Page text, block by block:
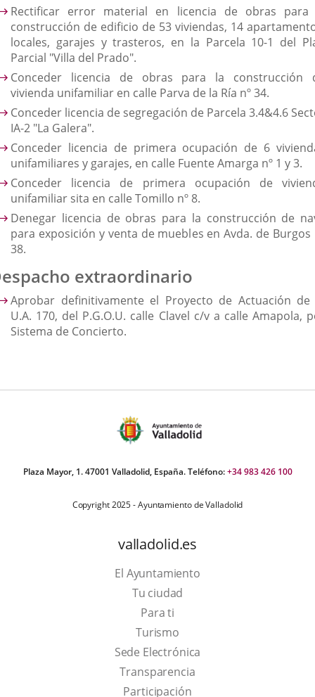
Rectificar error material en licencia de obras para
construcción de edificio de 53 viviendas, 14
locales, garajes y trasteros, en la Parcela 10-1 del
Parcial "Villa del Prado".
Conceder licencia de obras para la construcción
vivienda unifamiliar en calle Parva de la Ría nº 34.
Conceder licencia de segregación de Parcela 3.4&4.6
IA-2 "La Galera".
Conceder licencia de primera ocupación de 6
unifamiliares y garajes, en calle Fuente Amarga nº 1 y 3.
Conceder licencia de primera ocupación de
unifamiliar sita en calle Tomillo nº 8.
Denegar licencia de obras para la construcción de
para exposición y venta de muebles en Avda. de Burgos
38.
extraordinario
Aprobar definitivamente el Proyecto de Actuación de
U.A. 170, del P.G.O.U. calle Clavel c/v a calle Amapola,
Sistema de Concierto.
Plaza Mayor, 1. 47001 Valladolid, España. Teléfono:+34 983 426 100
Copyright 2025 - Ayuntamiento de Valladolid
valladolid.es
El Ayuntamiento
Tu ciudad
Para ti
TurismoThis
link
will
open
Sede Electrónica
Transparencia
Participación